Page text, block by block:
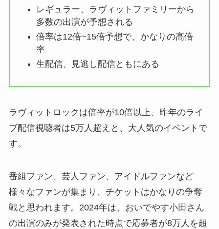
レギュラー、ラヴィットファミリーから
多数の出演が予想される
倍率は12倍~15倍予想で、かなりの高倍
率
生配信、見逃し配信ともにある
ラヴィットロックは倍率が10倍以上、昨年のライ
ブ配信視聴者は5万人超えと、大人気のイベントで
す。
番組ファン、芸人ファン、アイドルファンなど
様々なファンが集まり、チケットはかなりの争奪
戦と思われます。2024年は、おいでやす小田さん
の出演のみが発表された時点で応募者が8万人を超